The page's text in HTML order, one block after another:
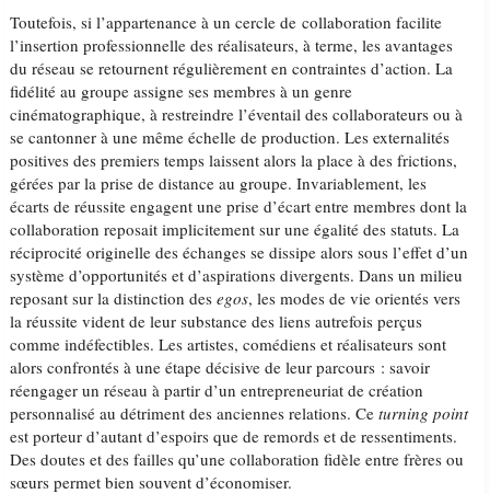
Toutefois, si l’appartenance à un cercle de collaboration facilite
l’insertion professionnelle des réalisateurs, à terme, les avantages
du réseau se retournent régulièrement en contraintes d’action. La
fidélité au groupe assigne ses membres à un genre
cinématographique, à restreindre l’éventail des collaborateurs ou à
se cantonner à une même échelle de production. Les externalités
positives des premiers temps laissent alors la place à des frictions,
gérées par la prise de distance au groupe. Invariablement, les
écarts de réussite engagent une prise d’écart entre membres dont la
collaboration reposait implicitement sur une égalité des statuts. La
réciprocité originelle des échanges se dissipe alors sous l’effet d’un
système d’opportunités et d’aspirations divergents. Dans un milieu
reposant sur la distinction desegos, les modes de vie orientés vers
la réussite vident de leur substance des liens autrefois perçus
comme indéfectibles. Les artistes, comédiens et réalisateurs sont
alors confrontés à une étape décisive de leur parcours : savoir
réengager un réseau à partir d’un entrepreneuriat de création
personnalisé au détriment des anciennes relations. Ceturning point
est porteur d’autant d’espoirs que de remords et de ressentiments.
Des doutes et des failles qu’une collaboration fidèle entre frères ou
sœurs permet bien souvent d’économiser.